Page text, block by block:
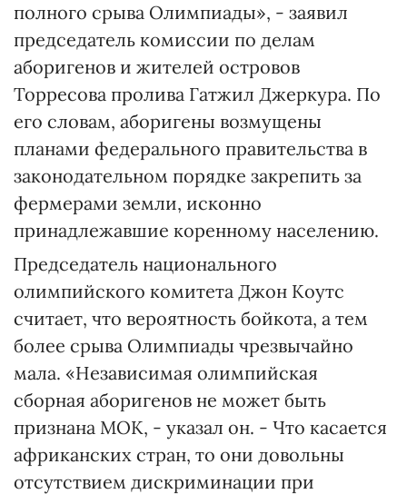
полного срыва Олимпиады», - заявил
председатель комиссии по делам
аборигенов и жителей островов
Торресова пролива Гатжил Джеркура. По
его словам, аборигены возмущены
планами федерального правительства в
законодательном порядке закрепить за
фермерами земли, исконно
принадлежавшие коренному населению.
Председатель национального
олимпийского комитета Джон Коутс
считает, что вероятность бойкота, а тем
более срыва Олимпиады чрезвычайно
мала. «Независимая олимпийская
сборная аборигенов не может быть
признана МОК, - указал он. - Что касается
африканских стран, то они довольны
отсутствием дискриминации при